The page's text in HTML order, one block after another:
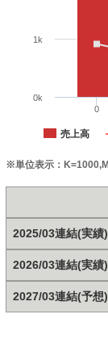
売上高
0
0k
1k
※単位表示：
2025/03連結(実績)
2026/03連結(実績)
2027/03連結(予想)